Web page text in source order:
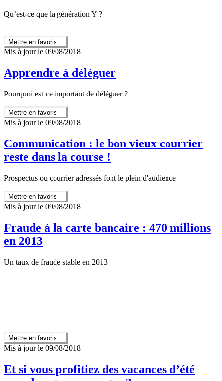
Qu’est-ce que la génération Y ?
Mettre en favoris
Mis à jour le 09/08/2018
Apprendre à déléguer
Pourquoi est-ce important de déléguer ?
Mettre en favoris
Mis à jour le 09/08/2018
Communication : le bon vieux courrier
reste dans la course !
Prospectus ou courrier adressés font le plein d'audience
Mettre en favoris
Mis à jour le 09/08/2018
Fraude à la carte bancaire : 470 millions
en 2013
Un taux de fraude stable en 2013
Mettre en favoris
Mis à jour le 09/08/2018
Et si vous profitiez des vacances d’été